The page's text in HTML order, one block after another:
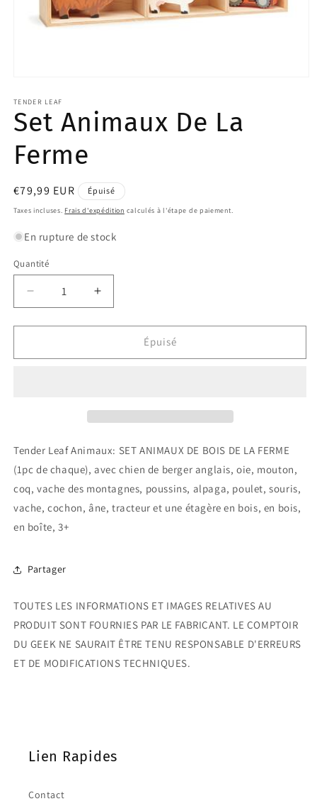
média
1
dans
une
fenêtre
modale
TENDER LEAF
Set Animaux De La
Ferme
Prix
habituel
€79,99 EUR Épuisé
Taxes incluses. Frais d'expédition calculés à l'étape de paiement.
En rupture de stock
Quantité
Quantité
Réduire
la
quantité
Set
Augmenter
la
quantité
Set
Épuisé
Tender Leaf Animaux: SET ANIMAUX DE BOIS DE LA FERME
(1pc de chaque), avec chien de berger anglais, oie, mouton,
coq, vache des montagnes, poussins, alpaga, poulet, souris,
vache, cochon, âne, tracteur et une étagère en bois, en bois,
en boîte, 3+
Partager
TOUTES LES INFORMATIONS ET IMAGES RELATIVES AU
PRODUIT SONT FOURNIES PAR LE FABRICANT. LE COMPTOIR
DU GEEK NE SAURAIT ÊTRE TENU RESPONSABLE D'ERREURS
ET DE MODIFICATIONS TECHNIQUES.
Lien Rapides
Contact